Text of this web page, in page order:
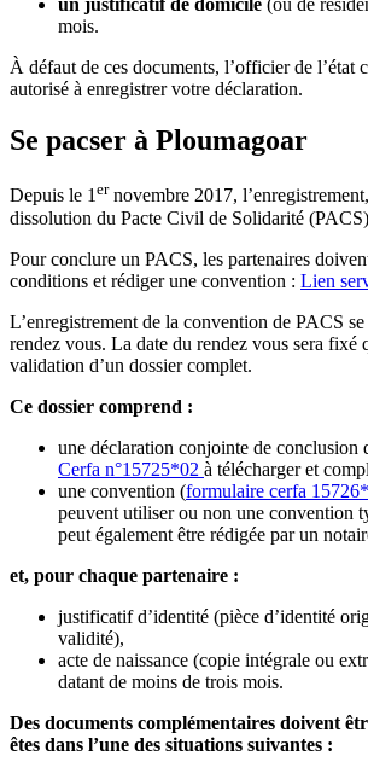
mois.
À défaut de ces documents, l’officier de l’état
autorisé à enregistrer votre déclaration.
Se pacser à Ploumagoar
Depuis le 1ernovembre 2017,
dissolution du Pacte Civil de Solidarité
Pour conclure un PACS, les partenaires
conditions et rédiger une convention : Lien
L’enregistrement de la convention de PACS
rendez vous. La date du rendez vous sera fixé
validation d’un dossier complet.
Ce dossier comprend :
une déclaration conjointe de conclusion
Cerfa n°15725*02 à télécharger et
une convention (formulaire cerfa
peuvent utiliser ou non une convention
peut également être rédigée par un
et, pour chaque partenaire :
justificatif d’identité (pièce d’identité
validité),
acte de naissance (copie intégrale ou
datant de moins de trois mois.
Des documents complémentaires doivent
êtes dans l’une des situations suivantes :